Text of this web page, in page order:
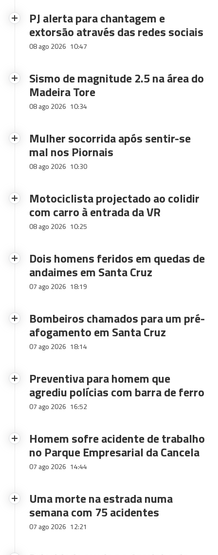
PJ alerta para chantagem e
extorsão através das redes sociais
08 ago 2026 10:47
Sismo de magnitude 2.5 na área do
Madeira Tore
08 ago 2026 10:34
Mulher socorrida após sentir-se
mal nos Piornais
08 ago 2026 10:30
Motociclista projectado ao colidir
com carro à entrada da VR
08 ago 2026 10:25
Dois homens feridos em quedas de
andaimes em Santa Cruz
07 ago 2026 18:19
Bombeiros chamados para um pré-
afogamento em Santa Cruz
07 ago 2026 18:14
Preventiva para homem que
agrediu polícias com barra de ferro
07 ago 2026 16:52
Homem sofre acidente de trabalho
no Parque Empresarial da Cancela
07 ago 2026 14:44
Uma morte na estrada numa
semana com 75 acidentes
07 ago 2026 12:21